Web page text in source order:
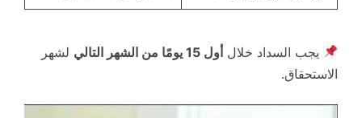
يجب السداد خلالأول 15 يومًا من الشهر التالي
لشهر
الاستحقاق.